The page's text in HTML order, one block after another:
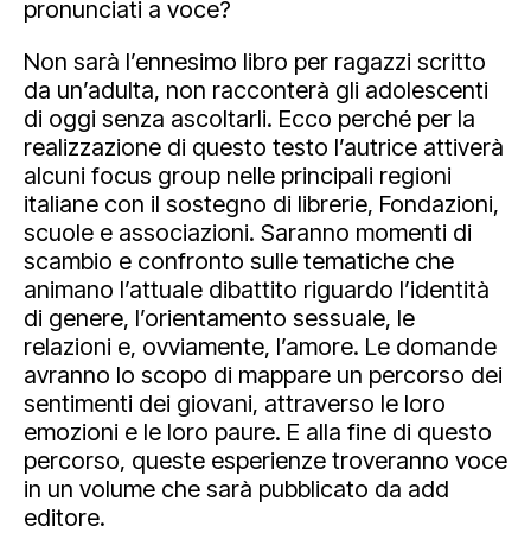
pronunciati a voce?
Non sarà l’ennesimo libro per ragazzi scritto
da un’adulta, non racconterà gli adolescenti
di oggi senza ascoltarli. Ecco perché per la
realizzazione di questo testo l’autrice attiverà
alcuni focus group nelle principali regioni
italiane con il sostegno di librerie, Fondazioni,
scuole e associazioni. Saranno momenti di
scambio e confronto sulle tematiche che
animano l’attuale dibattito riguardo l’identità
di genere, l’orientamento sessuale, le
relazioni e, ovviamente, l’amore. Le domande
avranno lo scopo di mappare un percorso dei
sentimenti dei giovani, attraverso le loro
emozioni e le loro paure. E alla fine di questo
percorso, queste esperienze troveranno voce
in un volume che sarà pubblicato da add
editore.